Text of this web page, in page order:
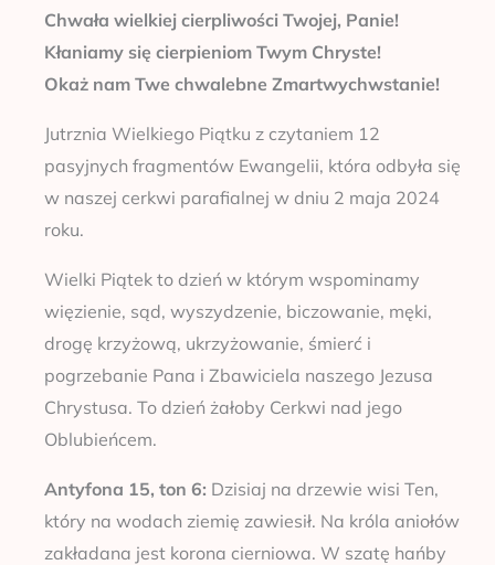
Chwała wielkiej cierpliwości Twojej, Panie!
Kłaniamy się cierpieniom Twym Chryste!
Okaż nam Twe chwalebne Zmartwychwstanie!
Jutrznia Wielkiego Piątku z czytaniem 12
pasyjnych fragmentów Ewangelii, która odbyła się
w naszej cerkwi parafialnej w dniu 2 maja 2024
roku.
Wielki Piątek to dzień w którym wspominamy
więzienie, sąd, wyszydzenie, biczowanie, męki,
drogę krzyżową, ukrzyżowanie, śmierć i
pogrzebanie Pana i Zbawiciela naszego Jezusa
Chrystusa. To dzień żałoby Cerkwi nad jego
Oblubieńcem.
Antyfona 15, ton 6: Dzisiaj na drzewie wisi Ten,
który na wodach ziemię zawiesił. Na króla aniołów
zakładana jest korona cierniowa. W szatę hańby